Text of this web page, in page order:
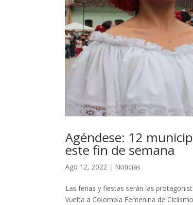
Agéndese: 12
este fin de semana
Ago 12, 2022 | Noticias
Las ferias y fiestas serán las
Vuelta a Colombia Femenina de